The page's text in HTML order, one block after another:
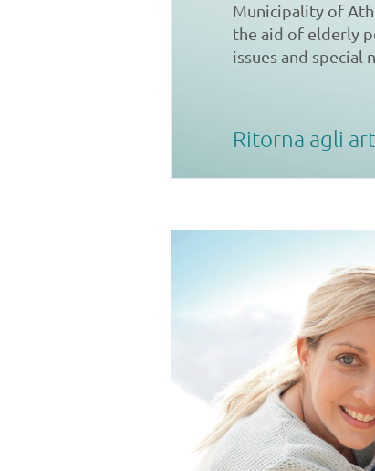
Municipality of
the aid of elderly
issues and special
Ritorna agli